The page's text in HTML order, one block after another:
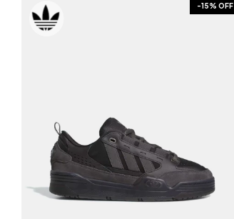
-15% OFF